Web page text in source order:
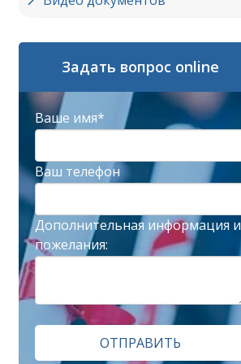
Задать вопрос online
Ваше имя*
Ваш телефон
Дополнительная информация и
пожелания:
ОТПРАВИТЬ